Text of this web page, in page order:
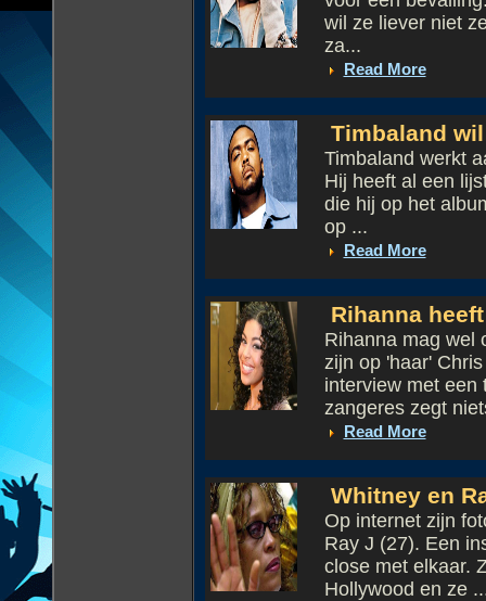
wil ze liever niet
za...
Read More
Timbaland
Timbaland werkt
Hij heeft al een
die hij op het
op ...
Read More
Rihanna
Rihanna mag wel
zijn op 'haar'
interview met een
zangeres zegt
Read More
Whitney en
Op internet zijn
Ray J (27). Een
close met elkaar.
Hollywood en ze